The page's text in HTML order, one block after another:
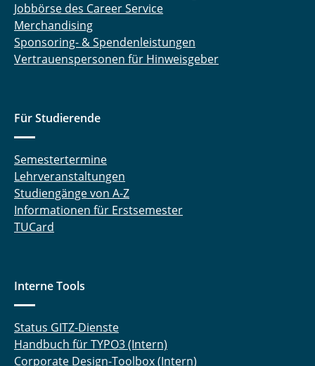
Jobbörse des Career Service
Merchandising
Sponsoring- & Spendenleistungen
Vertrauenspersonen für Hinweisgeber
Für Studierende
Semestertermine
Lehrveranstaltungen
Studiengänge von A-Z
Informationen für Erstsemester
TUCard
Interne Tools
Status GITZ-Dienste
Handbuch für TYPO3 (Intern)
Corporate Design-Toolbox (Intern)